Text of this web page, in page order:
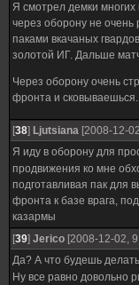
Я смотрел демки многих
через оборону не очень
паками вкачаных
золотой ИГ. Дальше
Через оборону очень
фронта и
[38] Ljutsiana [2008-12-
Я иду в оборону для
продвижения ко мне
подготавливая пак для
фронта к базе врага,
казармы
[39] Jerico [2008-12-02,
Да? А что будешь
Ну все равно довольно